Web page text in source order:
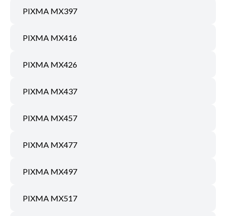
PIXMA MX397
PIXMA MX416
PIXMA MX426
PIXMA MX437
PIXMA MX457
PIXMA MX477
PIXMA MX497
PIXMA MX517